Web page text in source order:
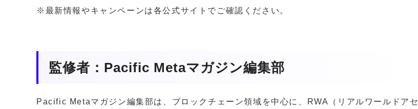
※最新情報やキャンペーンは各公式サイトでご確認ください。
監修者：Pacific Metaマガジン編集部
Pacific Metaマガジン編集部は、ブロックチェーン領域を中心に、RWA（リアルワールドアセ